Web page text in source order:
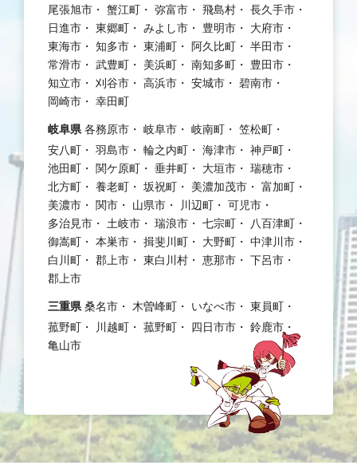
尾張旭市
蟹江町 弥富市 飛島村
長久手市
日進市
東郷町 みよし市 豊明市
大府市
東海市
知多市 東浦町 阿久比町
半田市
常滑市
武豊町 美浜町 南知多町
豊田市
知立市
刈谷市 高浜市 安城市
碧南市
岡崎市
幸田町
岐阜県 各務原市 岐阜市 岐南町
笠松町
安八町
羽島市 輪之内町 海津市
神戸町
池田町
関ケ原町 垂井町 大垣市
瑞穂市
北方町
養老町 坂祝町 美濃加茂市
富加町
美濃市
関市 山県市 川辺町
可児市
多治見市
土岐市 瑞浪市 七宗町
八百津町
御嵩町
本巣市 揖斐川町 大野町
中津川市
白川町
郡上市 東白川村 恵那市
下呂市
郡上市
三重県 桑名市 木曽峰町 いなべ市
東員町
菰野町
川越町 菰野町 四日市市
鈴鹿市
亀山市